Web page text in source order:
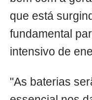
que está
fundamental
intensivo de
"As baterias